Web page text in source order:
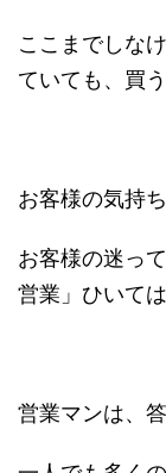
ここまでしな
ていても、買
お客様の気持
お客様の迷っ
営業」ひいて
営業マンは、